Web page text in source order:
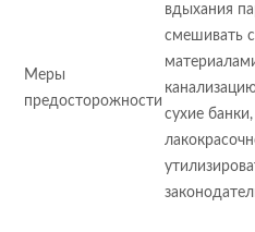
Меры
предосторожности
вдыхания
смешивать
сухие